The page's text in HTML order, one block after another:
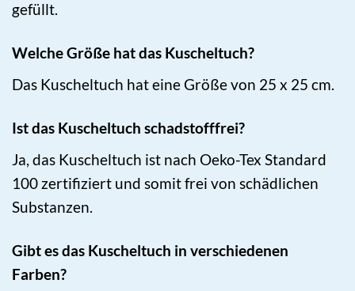
gefüllt.
Welche Größe hat das Kuscheltuch?
Das Kuscheltuch hat eine Größe von 25 x 25 cm.
Ist das Kuscheltuch schadstofffrei?
Ja, das Kuscheltuch ist nach Oeko-Tex Standard
100 zertifiziert und somit frei von schädlichen
Substanzen.
Gibt es das Kuscheltuch in verschiedenen
Farben?